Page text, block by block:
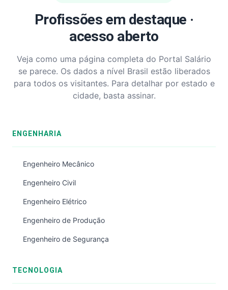
Profissões em destaque ·
acesso aberto
Veja como uma página completa do Portal Salário
se parece. Os dados a nível Brasil estão liberados
para todos os visitantes. Para detalhar por estado e
cidade, basta assinar.
ENGENHARIA
Engenheiro Mecânico
Engenheiro Civil
Engenheiro Elétrico
Engenheiro de Produção
Engenheiro de Segurança
TECNOLOGIA